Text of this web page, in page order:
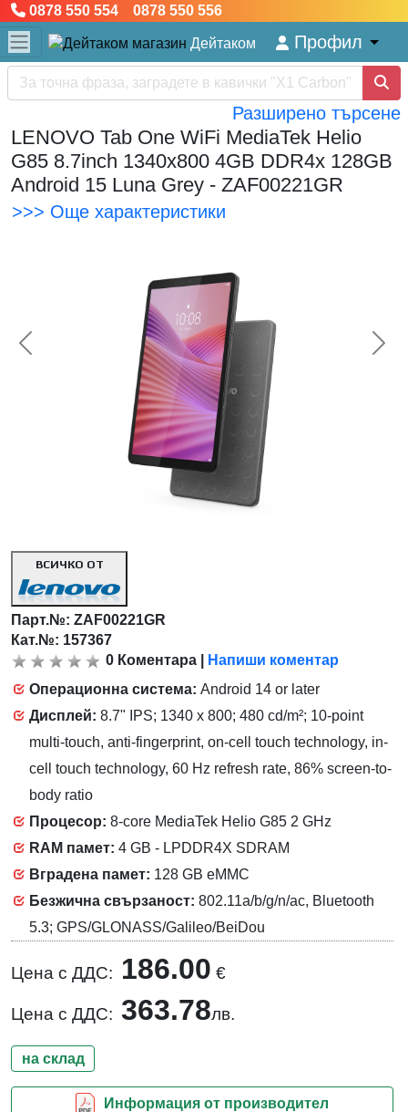
0878 550 554 0878 550 556
Дейтаком Профил
Разширено търсене
LENOVO Tab One WiFi MediaTek Helio
G85 8.7inch 1340x800 4GB DDR4x 128GB
Android 15 Luna Grey - ZAF00221GR
>>> Още характеристики
<< Предишна
ВСИЧКО ОТ
Парт.№:ZAF00221GR
Кат.№: 157367
0 Коментара
Напиши коментар
Операционна система: Android 14 or later
Дисплей: 8.7" IPS; 1340 x 800; 480 cd/m²; 10-point
multi-touch, anti-fingerprint, on-cell touch technology, in-
cell touch technology, 60 Hz refresh rate, 86% screen-to-
body ratio
Процесор: 8-core MediaTek Helio G85 2 GHz
RAM памет: 4 GB - LPDDR4X SDRAM
Вградена памет: 128 GB eMMC
Безжична свързаност: 802.11a/b/g/n/ac, Bluetooth
5.3; GPS/GLONASS/Galileo/BeiDou
Цена с ДДС: 186.00 €
Цена с ДДС: 363.78лв.
на склад
Информация от производител